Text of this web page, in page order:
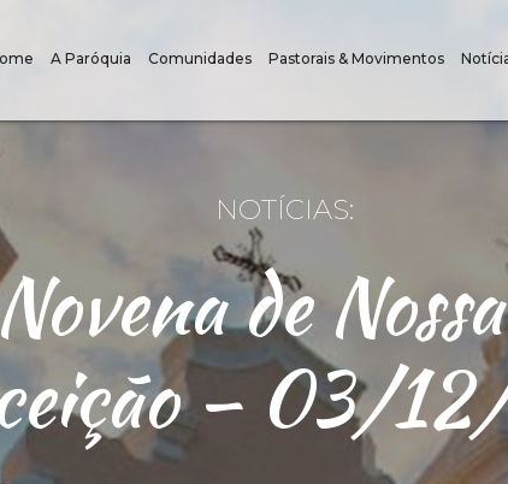
A Paróquia Comunidades Pastorais & Movimentos
NOTÍCIAS:
de
– 03/